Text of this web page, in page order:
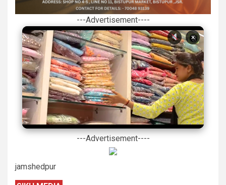
---Advertisement----
×
---Advertisement----
jamshedpur